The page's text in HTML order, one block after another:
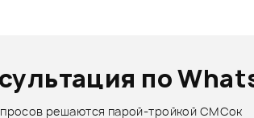
по
решаются парой-тройкой СМСок